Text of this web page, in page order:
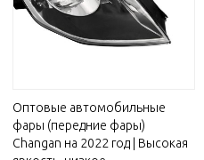
Оптовые автомобильные
фары (передние фары)
Changan на 2022 год | Высокая